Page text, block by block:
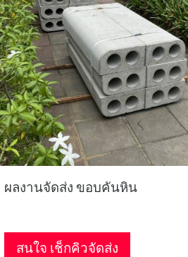
ผลงานจัดส่ง ขอบคันหิน
สนใจ เช็กคิวจัดส่ง